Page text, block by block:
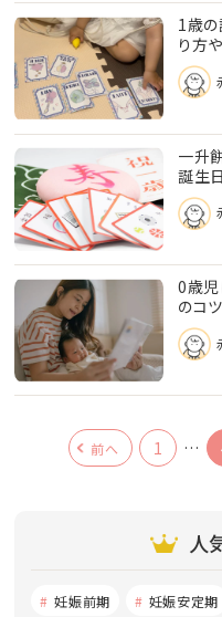
1歳の
り方
一升
誕生
0歳児
のコ
前へ 1 …
人
妊娠前期 妊娠安定期